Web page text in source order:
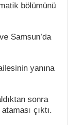
bölümünü
Samsun’da
yanına
sonra
çıktı.